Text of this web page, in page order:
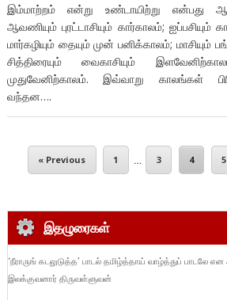
இம்மாற்றம் என்று உண்டாயிற்று என்பது
ஆவணியும் புரட்டாசியும் கார்காலம்; ஐப்பசியும்
மார்கழியும் தையும் முன் பனிக்காலம்; மாசியும்
சித்திரையும் வைகாசியும்
முதுவேனிற்காலம். இவ்வாறு காலங்கள்
வந்தன….
« Previous 1 … 3 4 5
இதழுரைகள்
‘நீராருங் கடலுடுத்த’ பாடல் தமிழ்த்தாய் வாழ்த்துப் பாடலே
இலக்குவனார் திருவள்ளுவன்